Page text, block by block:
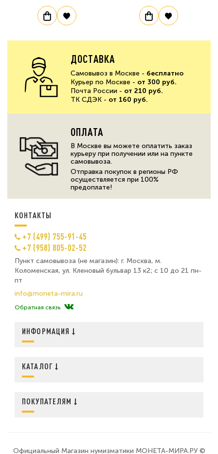
ДОСТАВКА
Самовывоз в Москве - бесплатно
Курьер по Москве - от 300 руб.
Почта России - от 210 руб.
ТК СДЭК - от 160 руб.
ОПЛАТА
В Москве вы можете оплатить заказ
курьеру при получении или на пункте
самовывоза.
Отправка покупок в регионы РФ
осуществляется при 100%
предоплате!
КОНТАКТЫ
+7 (499) 755-91-45
+7 (958) 805-02-52
Пункт самовывоза (не магазин): г. Москва, м.
Коломенская, ул. Кленовый бульвар 13 к2; с 10 до 21 пн-
пт
info@moneta-mira.ru
Обратная связь
ИНФОРМАЦИЯ
КАТАЛОГ
ПОКУПАТЕЛЯМ
Официальный Магазин нумизматики МОНЕТА-МИРА.РУ ©